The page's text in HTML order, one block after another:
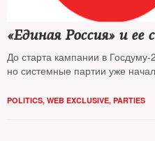
«Единая Россия» и
До старта кампании в Госдуму-
но системные партии уже
POLITICS, WEB EXCLUSIVE, PARTIES